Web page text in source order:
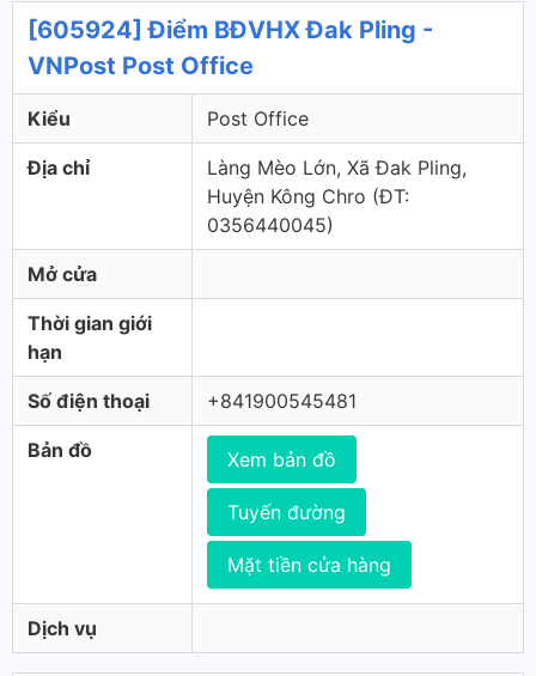
[605924] Điểm BĐVHX Đak Pling -
VNPost Post Office
Kiểu Post Office
Địa chỉ
Làng Mèo Lớn, Xã Đak Pling,
Huyện Kông Chro (ÐT:
0356440045)
Mở cửa
Thời gian giới
hạn
Số điện thoại +841900545481
Bản đồ Xem bản đồ
Tuyến đường
Mặt tiền cửa hàng
Dịch vụ